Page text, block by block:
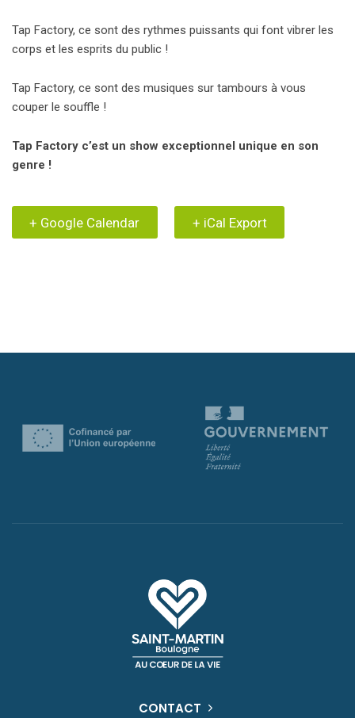
Tap Factory, ce sont des rythmes puissants qui font vibrer les
corps et les esprits du public !
Tap Factory, ce sont des musiques sur tambours à vous
couper le souffle !
Tap Factory c’est un show exceptionnel unique en son
genre !
+ Google Calendar + iCal Export
CONTACT